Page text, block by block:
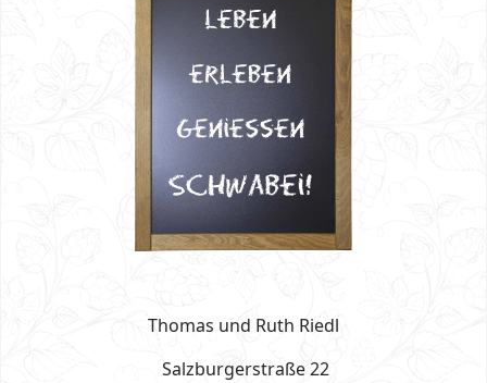
Thomas und Ruth Riedl
Salzburgerstraße 22